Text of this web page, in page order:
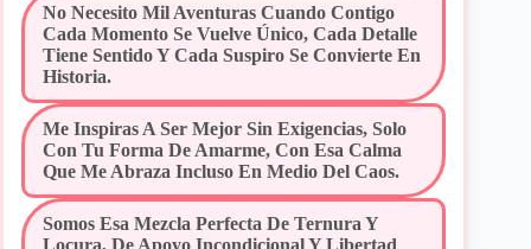
No Necesito Mil Aventuras Cuando Contigo
Cada Momento Se Vuelve Único, Cada Detalle
Tiene Sentido Y Cada Suspiro Se Convierte En
Historia.
Me Inspiras A Ser Mejor Sin Exigencias, Solo
Con Tu Forma De Amarme, Con Esa Calma
Que Me Abraza Incluso En Medio Del Caos.
Somos Esa Mezcla Perfecta De Ternura Y
Locura, De Apoyo Incondicional Y Libertad